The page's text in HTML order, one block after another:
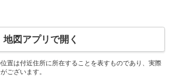
地図アプリで開く
置は付近住所に所在することを表すものであり、実際
ございます。